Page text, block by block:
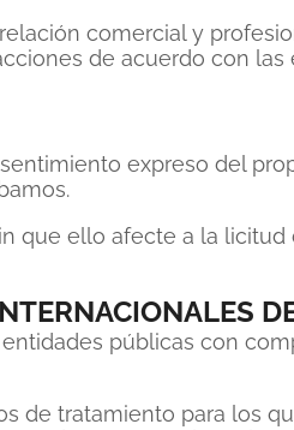
comercial y
de acuerdo con las
expreso del
que ello afecte a la licitud
públicas con
de tratamiento para los